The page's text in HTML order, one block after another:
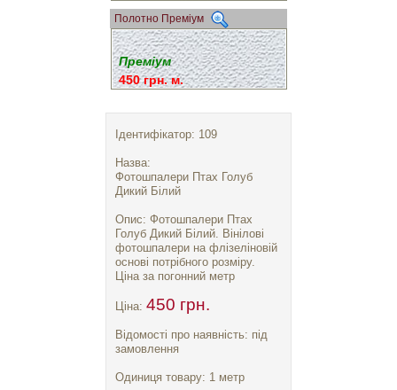
Полотно Преміум
Преміум
450 грн. м.
Ідентифікатор: 109
Назва:
Фотошпалери Птах Голуб
Дикий Білий
Опис: Фотошпалери Птах
Голуб Дикий Білий. Вінілові
фотошпалери на флізеліновій
основі потрібного розміру.
Ціна за погонний метр
Ціна: 450 грн.
Відомості про наявність: під
замовлення
Одиниця товару: 1 метр